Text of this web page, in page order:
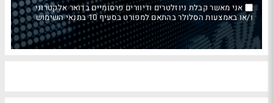
אני מאשר קבלת ניוזלטרים ודיוורים פרסומיים בדואר אלקטרוני
ו/או באמצעות הסלולר בהתאם למפורט בסעיף 10 בתנאי השימוש